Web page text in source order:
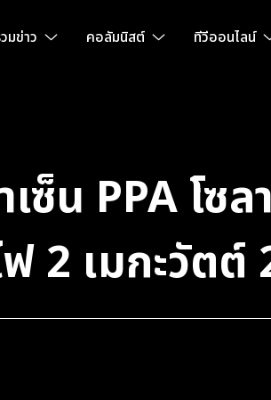
มข่าว คอลัมนิสต์ ทีวีออนไลน์
ซ็น PPA โซล
2 เมกะวัตต์